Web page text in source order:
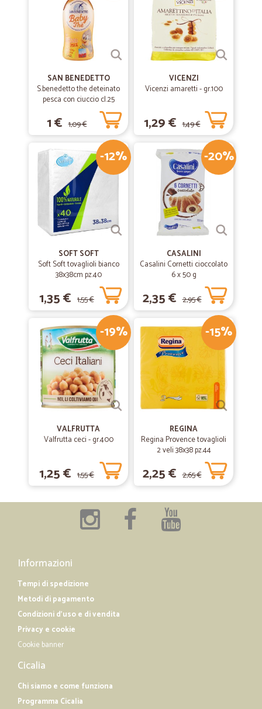
SAN BENEDETTO
S.benedetto the deteinato
pesca con ciuccio cl.25
1 € 1,09 €
VICENZI
Vicenzi amaretti - gr.100
1,29 € 1,49 €
-12%
SOFT SOFT
Soft Soft tovaglioli bianco
38x38cm pz.40
1,35 € 1,55 €
-20%
CASALINI
Casalini Cornetti cioccolato
6 x 50 g
2,35 € 2,95 €
-19%
VALFRUTTA
Valfrutta ceci - gr.400
1,25 € 1,55 €
-15%
REGINA
Regina Provence tovaglioli
2 veli 38x38 pz.44
2,25 € 2,65 €
Informazioni
Tempi di spedizione
Metodi di pagamento
Condizioni d'uso e di vendita
Privacy e cookie
Cookie banner
Cicalia
Chi siamo e come funziona
Programma Cicalia